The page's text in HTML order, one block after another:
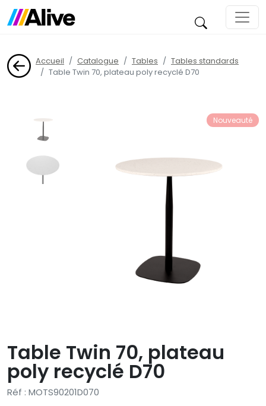
Accueil Catalogue Tables
Tables standards
Table Twin 70, plateau poly recyclé D70
Nouveauté
Table Twin 70, plateau
poly recyclé D70
Réf : MOTS90201D070